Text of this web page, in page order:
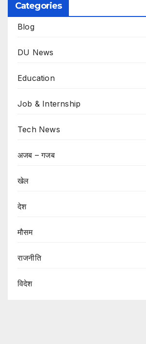
Categories
Blog
DU News
Education
Job & Internship
Tech News
अजब – गजब
खेल
देश
मौसम
राजनीति
विदेश